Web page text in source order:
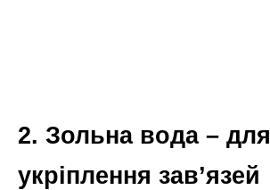
2. Зольна вода – для
укріплення зав’язей